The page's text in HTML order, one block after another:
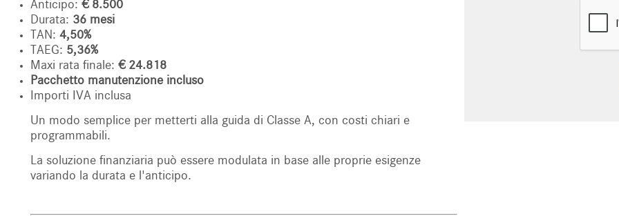
Anticipo: € 8.500
Durata: 36 mesi
TAN: 4,50%
TAEG: 5,36%
Maxi rata finale: € 24.818
Pacchetto manutenzione incluso
Importi IVA inclusa
Un modo semplice per metterti alla guida di Classe A, con costi chiari e
programmabili.
La soluzione finanziaria può essere modulata in base alle proprie esigenze
variando la durata e l'anticipo.